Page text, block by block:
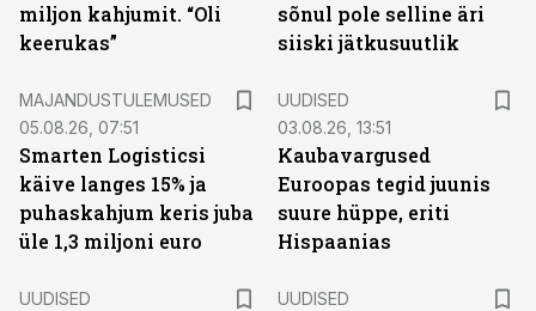
miljon kahjumit. “Oli
keerukas”
sõnul pole selline äri
siiski jätkusuutlik
MAJANDUSTULEMUSED
05.08.26, 07:51
Smarten Logisticsi
käive langes 15% ja
puhaskahjum keris juba
üle 1,3 miljoni euro
UUDISED
03.08.26, 13:51
Kaubavargused
Euroopas tegid juunis
suure hüppe, eriti
Hispaanias
UUDISED
UUDISED